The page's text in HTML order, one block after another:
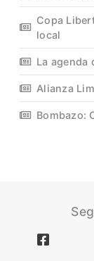
Copa
local
La agenda
Alianza
Bombazo: